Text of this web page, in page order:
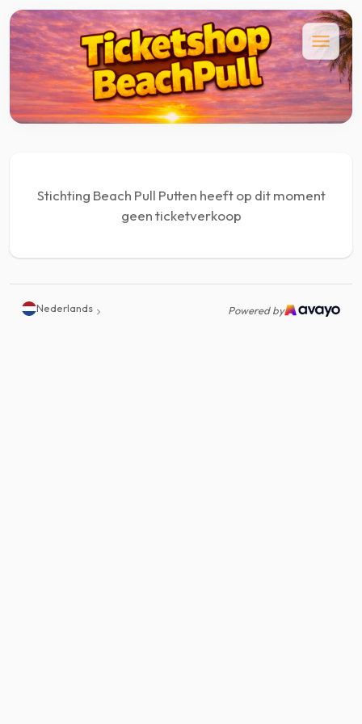
Stichting Beach Pull Putten heeft op dit moment
geen ticketverkoop
Nederlands Powered by